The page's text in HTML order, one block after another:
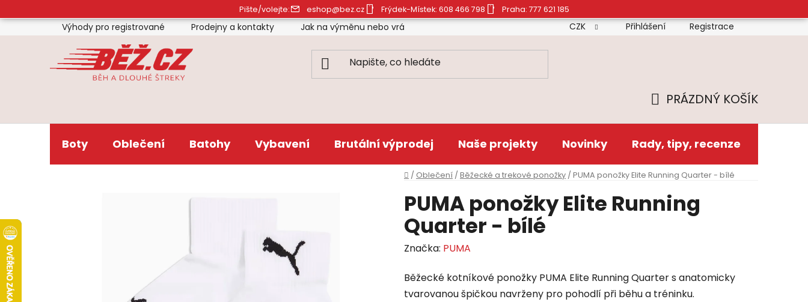
na
obsah
Pište/volejte: eshop@bez.cz Frýdek-Místek: 608 466 798 Praha: 777 621 185
Výhody pro registrované Prodejny a kontakty Jak na výměnu nebo vrácení zboží Doprava Platba Reklamační řád
CZK Přihlášení Registrace
KOŠÍK
PRÁZDNÝ KOŠÍK
Boty Oblečení Batohy Vybavení Brutální výprodej Naše projekty Novinky Rady, tipy, recenze
Domů
/ Oblečení / Běžecké a trekové ponožky / PUMA ponožky Elite Running Quarter - bílé
PUMA ponožky Elite Running
Quarter - bílé
Značka: PUMA
Běžecké kotníkové ponožky PUMA Elite Running Quarter s anatomicky
tvarovanou špičkou navrženy pro pohodlí při běhu a tréninku.